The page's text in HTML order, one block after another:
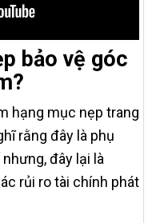
bảo vệ góc
hạng mục nẹp trang
rằng đây là phụ
đây lại là
rủi ro tài chính phát